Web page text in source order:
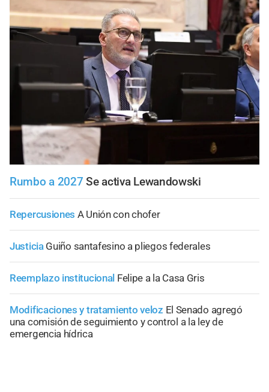
Rumbo a 2027 Se activa Lewandowski
Repercusiones A Unión con chofer
Justicia Guiño santafesino a pliegos federales
Reemplazo institucional Felipe a la Casa Gris
Modificaciones y tratamiento veloz El Senado agregó
una comisión de seguimiento y control a la ley de
emergencia hídrica